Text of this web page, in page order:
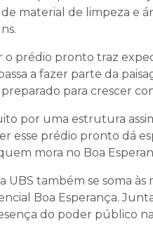
material de limpeza e
o prédio pronto traz
a fazer parte da
para crescer
por uma estrutura
esse prédio pronto dá
mora no Boa
UBS também se soma
Boa Esperança.
do poder público